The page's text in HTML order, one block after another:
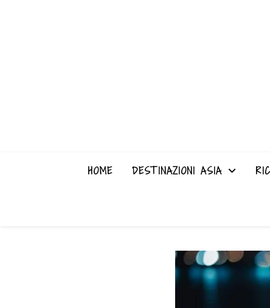
HOME DESTINAZIONI ASIA